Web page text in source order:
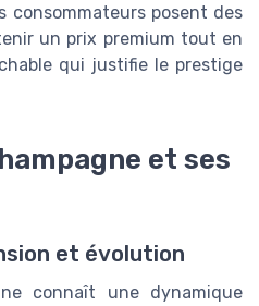
consommateurs posent des
un prix premium tout en
qui justifie le prestige
et ses
et évolution
connaît une dynamique